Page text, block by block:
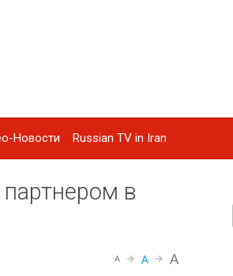
Новости Russian TV in Iran
в
A A A